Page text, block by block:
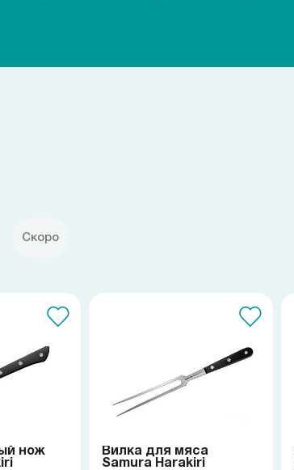
Скоро
нож
Вилка для мяса
Samura Harakiri